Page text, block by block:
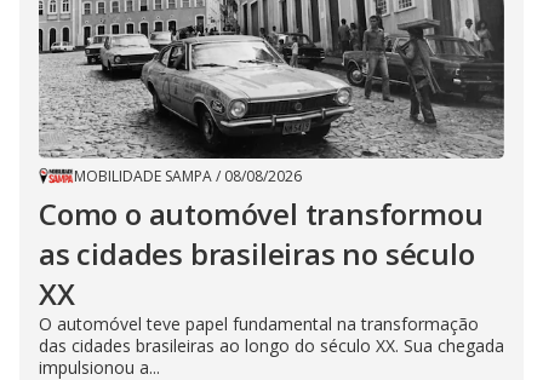
MOBILIDADE SAMPA/ 08/08/2026
Como o automóvel transformou
as cidades brasileiras no século
XX
O automóvel teve papel fundamental na transformação
das cidades brasileiras ao longo do século XX. Sua chegada
impulsionou a...